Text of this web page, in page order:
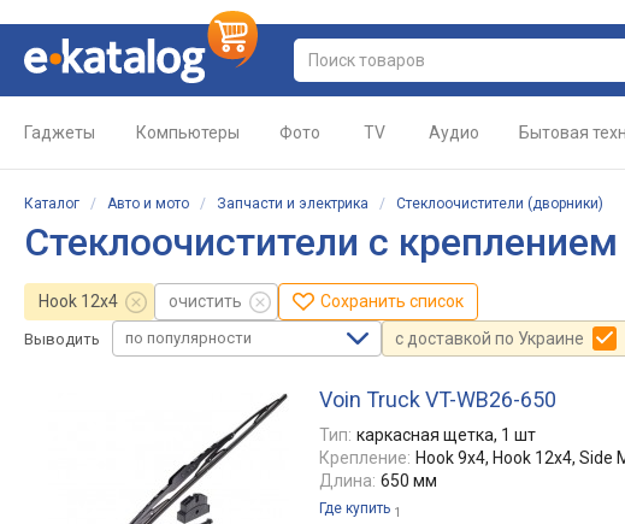
Гаджеты Компьютеры Фото TV Аудио Бытовая
Каталог / Авто и мото / Запчасти и электрика / Стеклоочистители (дворники)
Стеклоочистители с
Hook 12x4 очистить Сохранить список
Выводить по популярности с доставкой по Украине
Voin Truck VT-WB26-650
Тип: каркасная щетка, 1 шт
Крепление: Hook 9x4, Hook 12x4, Side
Длина: 650 мм
Где купить 1